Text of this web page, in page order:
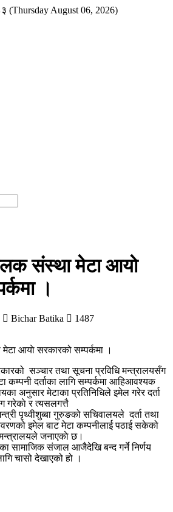
(Thursday August 06, 2026)
संस्था मेटा आयाे
।
Bichar Batika 1487
सञ्चार तथा सूचना प्रविधि मन्त्रालयसँग
दर्ताका लागि सम्पर्कमा आहिआवश्यक
अनुसार मेटाका प्रतिनिधिले इमेल गरेर दर्ता
गरेकाे र त्यसलगत्तै
पृथ्वीशुब्बा गुरुङको सचिवालयले दर्ता तथा
इमेल बाट मेटा कम्पनीलाई पठाई सकेको
जनाएकाे छ।
सामाजिक संजाल आजैदेखि बन्द गर्ने निर्णय
चासो देखाएको हो ।